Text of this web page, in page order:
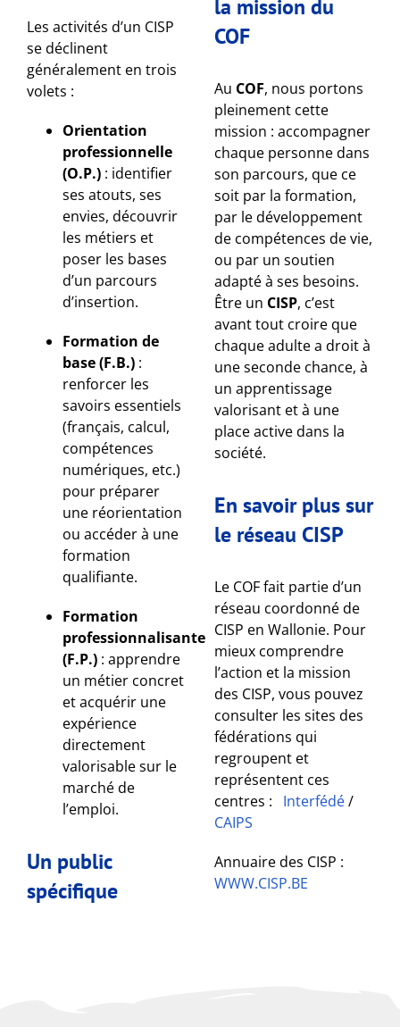
Les activités d’un CISP
se déclinent
généralement en trois
volets :
Orientation
professionnelle
(O.P.) : identifier
ses atouts, ses
envies, découvrir
les métiers et
poser les bases
d’un parcours
d’insertion.
Formation de
base (F.B.) :
renforcer les
savoirs essentiels
(français, calcul,
compétences
numériques, etc.)
pour préparer
une réorientation
ou accéder à une
formation
qualifiante.
Formation
professionnalisante
(F.P.) : apprendre
un métier concret
et acquérir une
expérience
directement
valorisable sur le
marché de
l’emploi.
Un public
spécifique
la mission du
COF
Au COF, nous portons
pleinement cette
mission : accompagner
chaque personne dans
son parcours, que ce
soit par la formation,
par le développement
de compétences de vie,
ou par un soutien
adapté à ses besoins.
Être un CISP, c’est
avant tout croire que
chaque adulte a droit à
une seconde chance, à
un apprentissage
valorisant et à une
place active dans la
société.
En savoir plus sur
le réseau CISP
Le COF fait partie d’un
réseau coordonné de
CISP en Wallonie. Pour
mieux comprendre
l’action et la mission
des CISP, vous pouvez
consulter les sites des
fédérations qui
regroupent et
représentent ces
centres : Interfédé/
CAIPS
Annuaire des CISP :
WWW.CISP.BE